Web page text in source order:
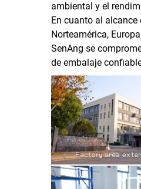
ambiental y el
En cuanto al
Norteamérica,
SenAng se
de embalaje